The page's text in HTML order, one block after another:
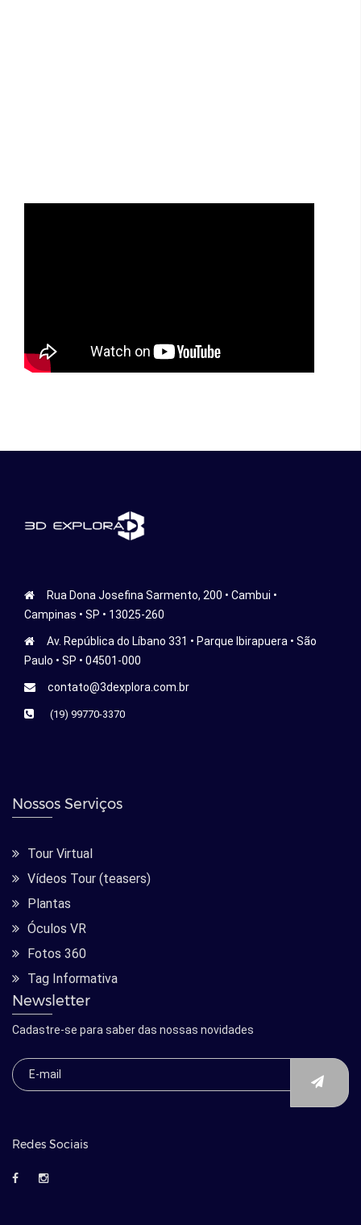
Rua Dona Josefina Sarmento, 200 • Cambui •
Campinas • SP • 13025-260
Av. República do Líbano 331 • Parque Ibirapuera • São
Paulo • SP • 04501-000
contato@3dexplora.com.br
(19) 99770-3370
Nossos Serviços
Tour Virtual
Vídeos Tour (teasers)
Plantas
Óculos VR
Fotos 360
Tag Informativa
Newsletter
Cadastre-se para saber das nossas novidades
Redes Sociais